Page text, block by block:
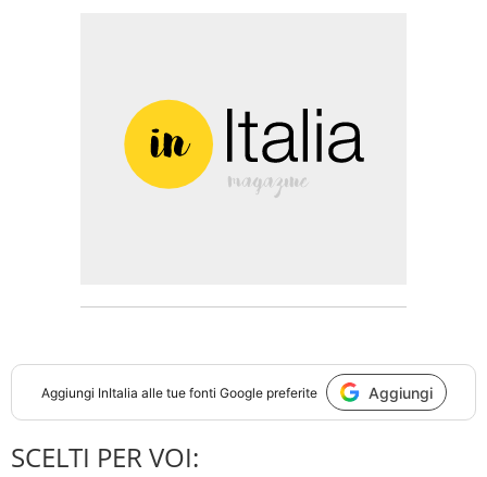
Aggiungi InItalia alle tue fonti Google preferite Aggiungi
SCELTI PER VOI: